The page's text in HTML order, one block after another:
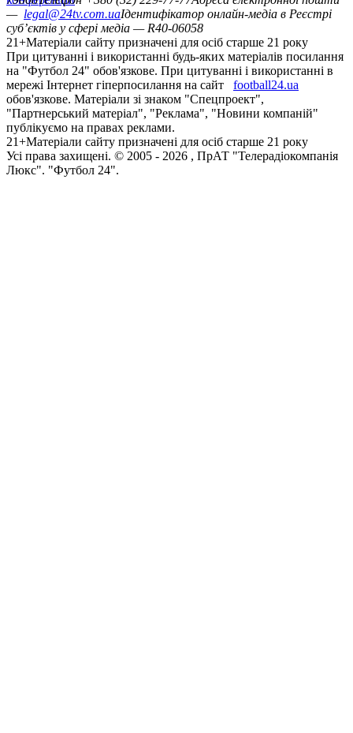
— legal@24tv.com.uaІдентифікатор онлайн-медіа в Реєстрі
суб’єктів у сфері медіа — R40-06058
21+Матеріали сайту призначені для осіб старше 21 року
При цитуванні і використанні будь-яких матеріалів посилання
на "Футбол 24" обов'язкове. При цитуванні і використанні в
мережі Інтернет гіперпосилання на сайт
football24.ua
обов'язкове. Матеріали зі знаком "Спецпроект",
"Партнерський матеріал", "Реклама", "Новини компаній"
публікуємо на правах реклами.
21+Матеріали сайту призначені для осіб старше 21 року
Усi права захищенi. © 2005 - 2026 , ПрАТ "Телерадіокомпанія
Люкс". "Футбол 24".